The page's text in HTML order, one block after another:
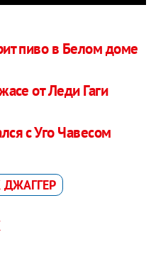
пиво в Белом доме
от Леди Гаги
с Уго Чавесом